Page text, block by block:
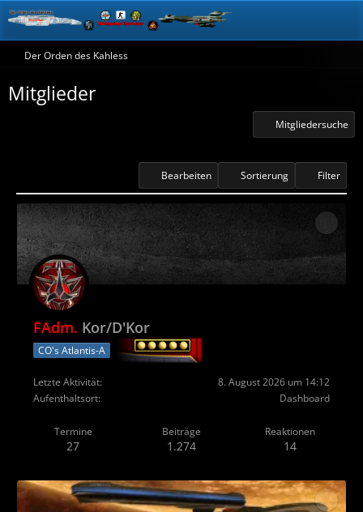
Der Orden des Kahless
Mitglieder
Mitgliedersuche
Bearbeiten Sortierung Filter
FAdm. Kor/D'Kor
CO's Atlantis-A
Letzte Aktivität
8. August 2026 um 14:12
Aufenthaltsort
Dashboard
Termine
27
Beiträge
1.274
Reaktionen
14